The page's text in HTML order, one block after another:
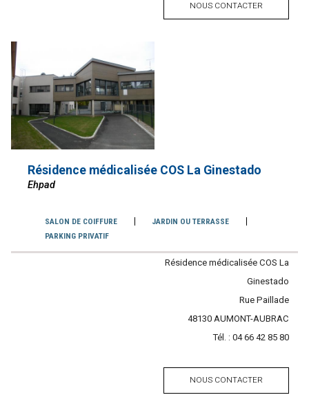
NOUS CONTACTER
Résidence médicalisée COS La Ginestado
Ehpad
Services
SALON DE COIFFURE
JARDIN OU TERRASSE
PARKING PRIVATIF
Contacter
Résidence médicalisée COS La
Ginestado
Rue Paillade
Code
postal
48130 Ville
AUMONT-AUBRAC
Tél. : Tél.
04 66 42 85 80
NOUS CONTACTER